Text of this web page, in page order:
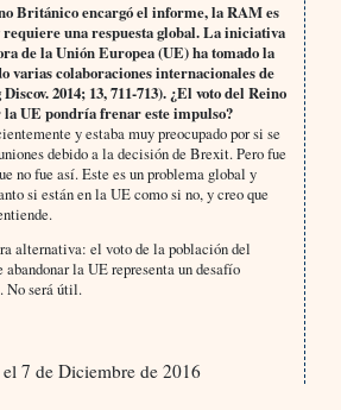
Británico encargó el informe, la RAM es
una respuesta global. La iniciativa
de la Unión Europea (UE) ha tomado la
varias colaboraciones internacionales de
2014; 13, 711-713). ¿El voto del Reino
UE pondría frenar este impulso?
y estaba muy preocupado por si se
debido a la decisión de Brexit. Pero fue
no fue así. Este es un problema global y
si están en la UE como si no, y creo que
alternativa: el voto de la población del
la UE representa un desafío
No será útil.
7 de Diciembre de 2016